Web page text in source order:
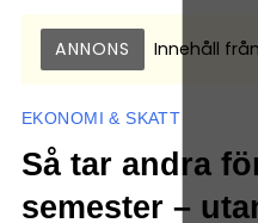
ANNONS Innehåll från
EKONOMI & SKATT
Så tar andra
semester –